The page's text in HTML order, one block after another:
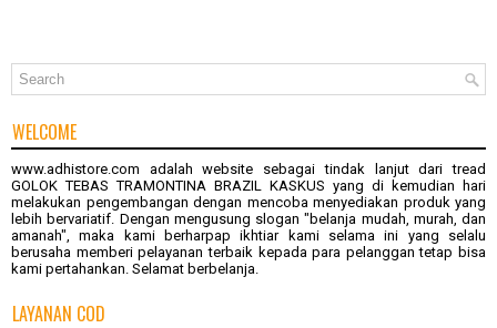
WELCOME
www.adhistore.com adalah website sebagai tindak lanjut dari tread
GOLOK TEBAS TRAMONTINA BRAZIL KASKUS yang di kemudian hari
melakukan pengembangan dengan mencoba menyediakan produk yang
lebih bervariatif. Dengan mengusung slogan "belanja mudah, murah, dan
amanah", maka kami berharpap ikhtiar kami selama ini yang selalu
berusaha memberi pelayanan terbaik kepada para pelanggan tetap bisa
kami pertahankan. Selamat berbelanja.
LAYANAN COD